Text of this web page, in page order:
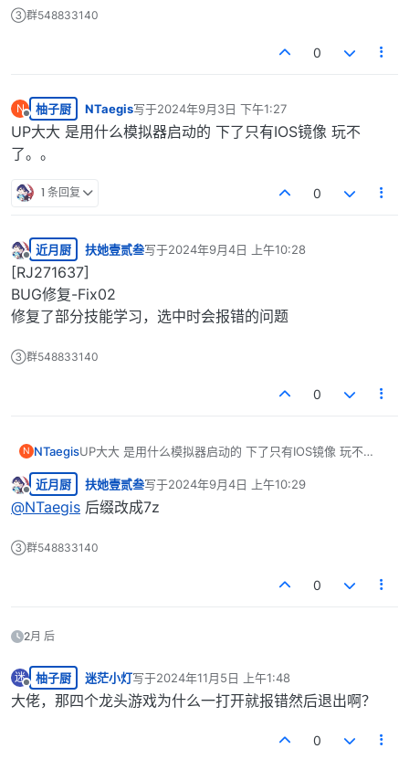
③群548833140
0
N
离线
柚子厨 NTaegis写于2024年9月3日 下午1:27
最后由 编辑
UP大大 是用什么模拟器启动的 下了只有IOS镜像 玩不
了。。
1 条回复 0
离线
近月厨 扶她壹贰叁写于2024年9月4日 上午10:28
最后由 编辑
[RJ271637]
BUG修复-Fix02
修复了部分技能学习，选中时会报错的问题
③群548833140
0
N NTaegisUP大大 是用什么模拟器启动的 下了只有IOS镜像 玩不
离线
近月厨 扶她壹贰叁写于2024年9月4日 上午10:29
最后由 编辑
@NTaegis 后缀改成7z
③群548833140
0
2月 后
迷
离线
柚子厨 迷茫小灯写于2024年11月5日 上午1:48
最后由 编辑
大佬，那四个龙头游戏为什么一打开就报错然后退出啊？
0